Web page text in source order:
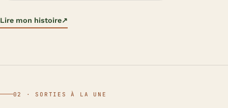
Lire mon histoire↗
02 · SORTIES À LA UNE